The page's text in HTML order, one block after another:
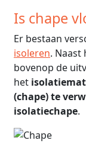
Is chape
Er bestaan
isoleren. Naast
bovenop de
het
(chape) te
isolatiechape.